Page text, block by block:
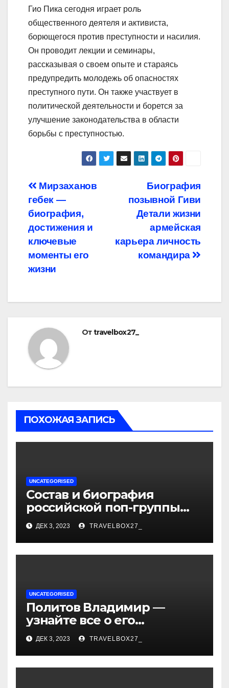
Гио Пика сегодня играет роль
общественного деятеля и активиста,
борющегося против преступности и насилия.
Он проводит лекции и семинары,
рассказывая о своем опыте и стараясь
предупредить молодежь об опасностях
преступного пути. Он также участвует в
политической деятельности и борется за
улучшение законодательства в области
борьбы с преступностью.
Навигация
по
записям
Биография
позывной Гиви
Детали жизни
армейская
карьера личность
командира
Мирзаханов
гебек —
биография,
достижения и
ключевые
моменты его
жизни
Отtravelbox27_
ПОХОЖАЯ ЗАПИСЬ
UNCATEGORISED
Состав и биография
российской поп-группы
«Иванушки интернешнл»
— история успеха, музыка
и судьбы участников
ДЕК 3, 2023 TRAVELBOX27_
UNCATEGORISED
Политов Владимир —
узнайте все о его
биографии, возрасте и
впечатляющих
достижениях!
ДЕК 3, 2023 TRAVELBOX27_